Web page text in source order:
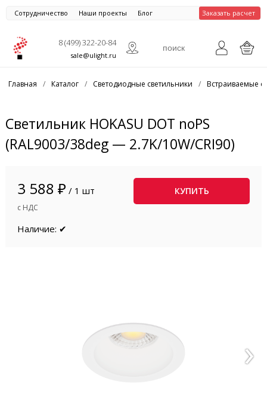
Сотрудничество Наши проекты Блог Заказать расчет
8 (499) 322-20-84
sale@ulight.ru
Главная / Каталог / Светодиодные светильники / Встраиваемые
Светильник HOKASU DOT noPS
(RAL9003/38deg — 2.7K/10W/CRI90)
3 588 ₽ / 1 шт
с НДС
КУПИТЬ
Наличие: ✔